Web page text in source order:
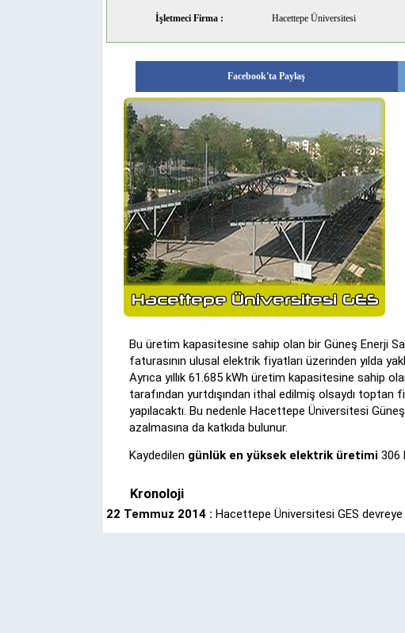
İşletmeci Firma : Hacettepe Üniversitesi
Facebook'ta Paylaş
Bu üretim kapasitesine sahip olan bir Güneş Enerji
faturasının ulusal elektrik fiyatları üzerinden yılda
Ayrıca yıllık 61.685 kWh üretim kapasitesine sahip
tarafından yurtdışından ithal edilmiş olsaydı toptan
yapılacaktı. Bu nedenle Hacettepe Üniversitesi Güneş
azalmasına da katkıda bulunur.
Kaydedilen günlük en yüksek elektrik üretimi 306
Kronoloji
22 Temmuz 2014 : Hacettepe Üniversitesi GES devreye